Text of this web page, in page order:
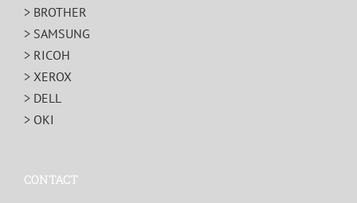
> BROTHER
> SAMSUNG
> RICOH
> XEROX
> DELL
> OKI
CONTACT